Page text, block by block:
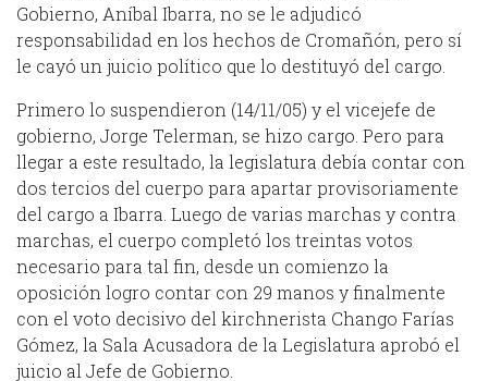
Gobierno, Aníbal Ibarra, no se le adjudicó
responsabilidad en los hechos de Cromañón, pero sí
le cayó un juicio político que lo destituyó del cargo.
Primero lo suspendieron (14/11/05) y el vicejefe de
gobierno, Jorge Telerman, se hizo cargo. Pero para
llegar a este resultado, la legislatura debía contar con
dos tercios del cuerpo para apartar provisoriamente
del cargo a Ibarra. Luego de varias marchas y contra
marchas, el cuerpo completó los treintas votos
necesario para tal fin, desde un comienzo la
oposición logro contar con 29 manos y finalmente
con el voto decisivo del kirchnerista Chango Farías
Gómez, la Sala Acusadora de la Legislatura aprobó el
juicio al Jefe de Gobierno.